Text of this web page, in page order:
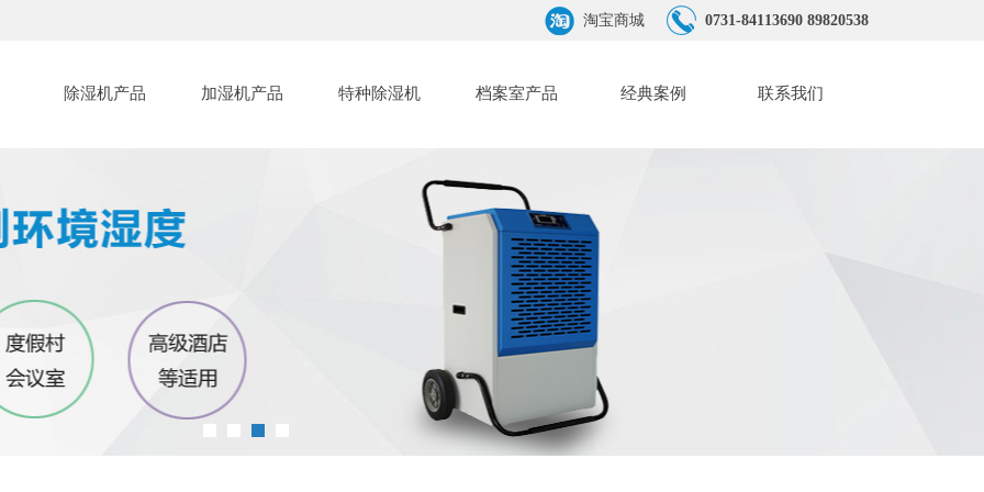
淘宝商城 0731-84113690 89820538
除湿机产品 加湿机产品 特种除湿机 档案室产品 经典案例 联系我们